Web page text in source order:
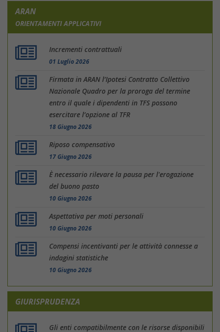
ARAN
ORIENTAMENTI APPLICATIVI
Incrementi contrattuali
01 Luglio 2026
Firmata in ARAN l’Ipotesi Contratto Collettivo
Nazionale Quadro per la proroga del termine
entro il quale i dipendenti in TFS possono
esercitare l’opzione al TFR
18 Giugno 2026
Riposo compensativo
17 Giugno 2026
È necessario rilevare la pausa per l'erogazione
del buono pasto
10 Giugno 2026
Aspettativa per moti personali
10 Giugno 2026
Compensi incentivanti per le attività connesse a
indagini statistiche
10 Giugno 2026
GIURISPRUDENZA
Gli enti compatibilmente con le risorse disponibili